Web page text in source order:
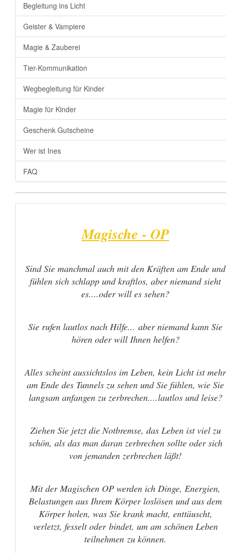
Begleitung ins Licht
Geister & Vampiere
Magie & Zauberei
Tier-Kommunikation
Wegbegleitung für Kinder
Magie für Kinder
Geschenk Gutscheine
Wer ist Ines
FAQ
Magische - OP
Sind Sie manchmal auch mit den Kräften am Ende und
fühlen sich schlapp und kraftlos, aber niemand sieht
es....oder will es sehen?
Sie rufen lautlos nach Hilfe... aber niemand kann Sie
hören oder will Ihnen helfen?
Alles scheint aussichtslos im Leben, kein Licht ist mehr
am Ende des Tunnels zu sehen und Sie fühlen, wie Sie
langsam anfangen zu zerbrechen....lautlos und leise?
Ziehen Sie jetzt die Notbremse, das Leben ist viel zu
schön, als das man daran zerbrechen sollte oder sich
von jemanden zerbrechen läßt!
Mit der Magischen OP werden ich Dinge, Energien,
Belastungen aus Ihrem Körper loslösen und aus dem
Körper holen, was Sie krank macht, enttäuscht,
verletzt, fesselt oder bindet, um am schönen Leben
teilnehmen zu können.